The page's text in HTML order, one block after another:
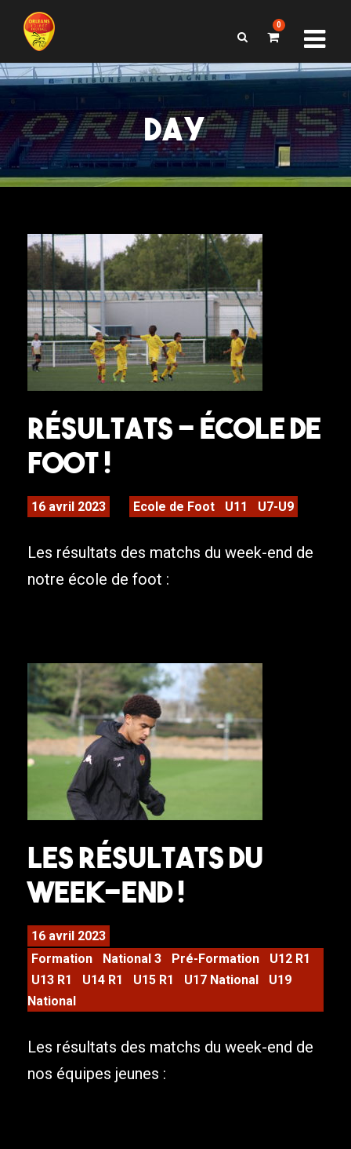
0
DAY
Résultats – ÉCOLE DE
FOOT !
16 avril 2023 Ecole de Foot U11 U7-U9
Les résultats des matchs du week-end de
notre école de foot :
Les résultats du
week-end !
16 avril 2023
Formation
National 3 Pré-Formation
U12 R1
U13 R1
U14 R1 U15 R1 U17 National
U19
National
Les résultats des matchs du week-end de
nos équipes jeunes :